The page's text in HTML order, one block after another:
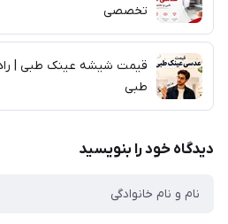
تخصصی
قیمت شیشه عینک طبی |
طبی
دیدگاه خود را بنویسید